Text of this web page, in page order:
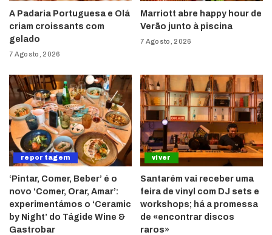
A Padaria Portuguesa e Olá
criam croissants com
gelado
7 Agosto, 2026
Marriott abre happy hour de
Verão junto à piscina
7 Agosto, 2026
reportagem
‘Pintar, Comer, Beber’ é o
novo ‘Comer, Orar, Amar’:
experimentámos o ‘Ceramic
by Night’ do Tágide Wine &
Gastrobar
viver
Santarém vai receber uma
feira de vinyl com DJ sets e
workshops; há a promessa
de «encontrar discos
raros»